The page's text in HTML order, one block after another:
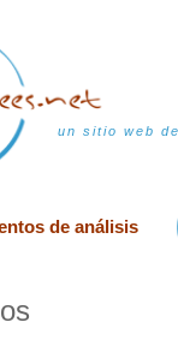
un sitio web
de análisis